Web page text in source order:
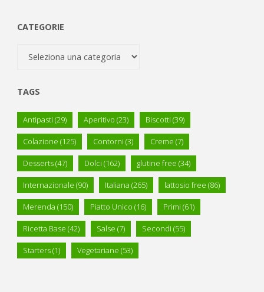
CATEGORIE
Categorie
TAGS
Antipasti (29) Aperitivo (23) Biscotti (39)
Colazione (125) Contorni (3) Creme (7)
Desserts(47) Dolci (162) glutine free (34)
Internazionale (90) Italiana (265) lattosio free (86)
Merenda (150) Piatto Unico (16) Primi (61)
Ricetta Base (42) Salse (7) Secondi (55)
Starters(1) Vegetariane (53)